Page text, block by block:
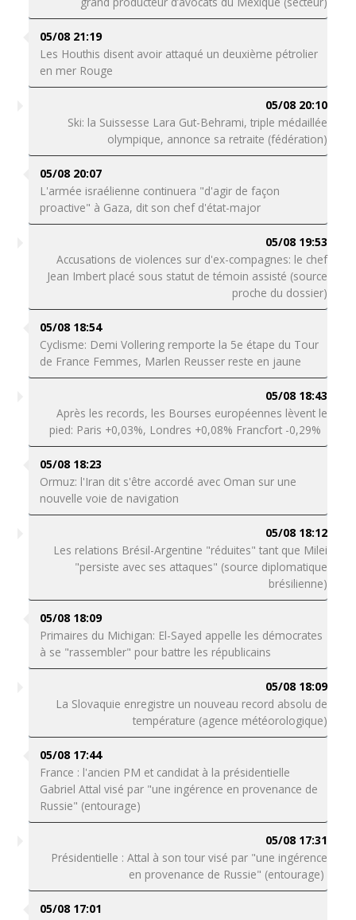
05/08 21:19
Les Houthis disent avoir attaqué un deuxième pétrolier
en mer Rouge
05/08 20:10
Ski: la Suissesse Lara Gut-Behrami, triple médaillée
olympique, annonce sa retraite (fédération)
05/08 20:07
L'armée israélienne continuera "d'agir de façon
proactive" à Gaza, dit son chef d'état-major
05/08 19:53
Accusations de violences sur d'ex-compagnes: le chef
Jean Imbert placé sous statut de témoin assisté (source
proche du dossier)
05/08 18:54
Cyclisme: Demi Vollering remporte la 5e étape du Tour
de France Femmes, Marlen Reusser reste en jaune
05/08 18:43
Après les records, les Bourses européennes lèvent le
pied: Paris +0,03%, Londres +0,08% Francfort -0,29%
05/08 18:23
Ormuz: l'Iran dit s'être accordé avec Oman sur une
nouvelle voie de navigation
05/08 18:12
Les relations Brésil-Argentine "réduites" tant que Milei
"persiste avec ses attaques" (source diplomatique
brésilienne)
05/08 18:09
Primaires du Michigan: El-Sayed appelle les démocrates
à se "rassembler" pour battre les républicains
05/08 18:09
La Slovaquie enregistre un nouveau record absolu de
température (agence météorologique)
05/08 17:44
France : l'ancien PM et candidat à la présidentielle
Gabriel Attal visé par "une ingérence en provenance de
Russie" (entourage)
05/08 17:31
Présidentielle : Attal à son tour visé par "une ingérence
en provenance de Russie" (entourage)
05/08 17:01